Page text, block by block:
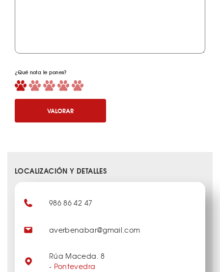
¿Qué nota le pones?
VALORAR
LOCALIZACIÓN Y DETALLES
986 86 42 47
averbenabar@gmail.com
Rúa Maceda. 8
- Pontevedra